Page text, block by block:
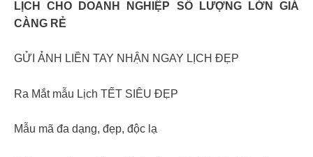
LỊCH CHO DOANH NGHIỆP SỐ LƯỢNG LỚN GIÁ
CÀNG RẺ
GỬI ẢNH LIỀN TAY NHẬN NGAY LỊCH ĐẸP
Ra Mắt mẫu Lịch TẾT SIÊU ĐẸP
Mẫu mã đa dạng, đẹp, độc lạ